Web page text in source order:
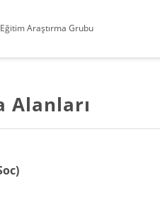
Araştırma Grubu
Alanları